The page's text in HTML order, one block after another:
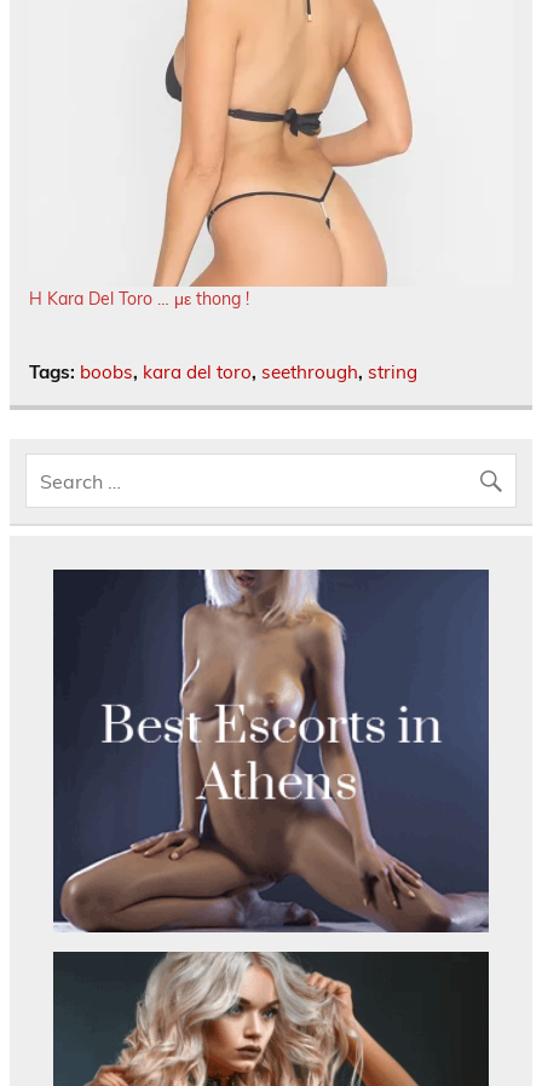
H Kara Del Toro … με thong !
Tags: boobs, kara del toro, seethrough, string